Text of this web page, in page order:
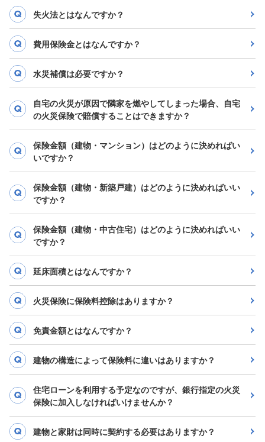
失火法とはなんですか？
費用保険金とはなんですか？
水災補償は必要ですか？
自宅の火災が原因で隣家を燃やしてしまった場合、自宅
の火災保険で賠償することはできますか？
保険金額（建物・マンション）はどのように決めればい
いですか？
保険金額（建物・新築戸建）はどのように決めればいい
ですか？
保険金額（建物・中古住宅）はどのように決めればいい
ですか？
延床面積とはなんですか？
火災保険に保険料控除はありますか？
免責金額とはなんですか？
建物の構造によって保険料に違いはありますか？
住宅ローンを利用する予定なのですが、銀行指定の火災
保険に加入しなければいけませんか？
建物と家財は同時に契約する必要はありますか？